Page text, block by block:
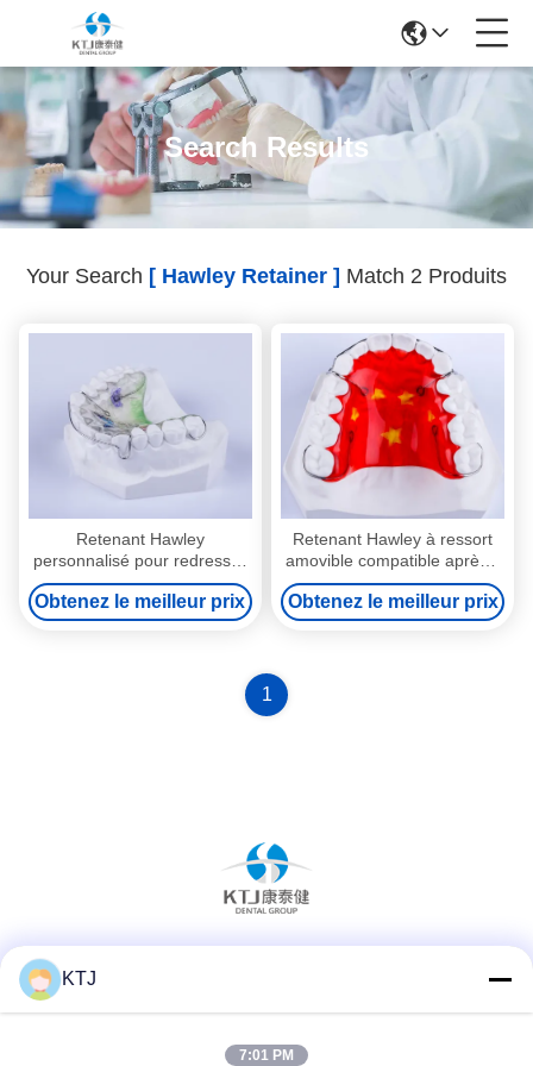
Search Results
Your Search [ Hawley Retainer ] Match 2 Produits
Retenant Hawley
personnalisé pour redresser
les dents Retenant Hawley
dentaire Approbation FDA
Obtenez le meilleur prix
Retenant Hawley à ressort
amovible compatible après l'
invisalign
Obtenez le meilleur prix
1
KTJ
7:01 PM